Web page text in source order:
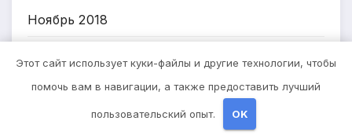
Ноябрь 2018
Октябрь 2018
Этот сайт использует куки-файлы и другие технологии, чтобы
помочь вам в навигации, а также предоставить лучший
пользовательский опыт. OK